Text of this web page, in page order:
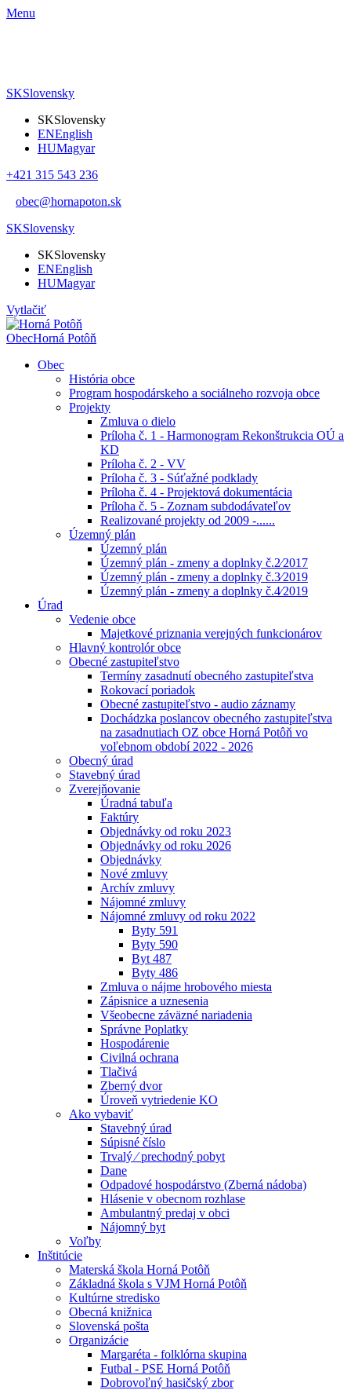
Menu
SKSlovensky
SKSlovensky
ENEnglish
HUMagyar
+421 315 543 236
obec@hornapoton.sk
SKSlovensky
SKSlovensky
ENEnglish
HUMagyar
Vytlačiť
ObecHorná Potôň
Obec
História obce
Program hospodárskeho a sociálneho rozvoja obce
Projekty
Zmluva o dielo
Príloha č. 1 - Harmonogram Rekonštrukcia OÚ a
KD
Príloha č. 2 - VV
Príloha č. 3 - Súťažné podklady
Príloha č. 4 - Projektová dokumentácia
Príloha č. 5 - Zoznam subdodávateľov
Realizované projekty od 2009 -......
Územný plán
Územný plán
Územný plán - zmeny a doplnky č.2⁄2017
Územný plán - zmeny a doplnky č.3⁄2019
Územný plán - zmeny a doplnky č.4⁄2019
Úrad
Vedenie obce
Majetkové priznania verejných funkcionárov
Hlavný kontrolór obce
Obecné zastupiteľstvo
Termíny zasadnutí obecného zastupiteľstva
Rokovací poriadok
Obecné zastupiteľstvo - audio záznamy
Dochádzka poslancov obecného zastupiteľstva
na zasadnutiach OZ obce Horná Potôň vo
voľebnom období 2022 - 2026
Obecný úrad
Stavebný úrad
Zverejňovanie
Úradná tabuľa
Faktúry
Objednávky od roku 2023
Objednávky od roku 2026
Objednávky
Nové zmluvy
Archív zmluvy
Nájomné zmluvy
Nájomné zmluvy od roku 2022
Byty 591
Byty 590
Byt 487
Byty 486
Zmluva o nájme hrobového miesta
Zápisnice a uznesenia
Všeobecne záväzné nariadenia
Správne Poplatky
Hospodárenie
Civilná ochrana
Tlačivá
Zberný dvor
Úroveň vytriedenie KO
Ako vybaviť
Stavebný úrad
Súpisné číslo
Trvalý ⁄ prechodný pobyt
Dane
Odpadové hospodárstvo (Zberná nádoba)
Hlásenie v obecnom rozhlase
Ambulantný predaj v obci
Nájomný byt
Voľby
Inštitúcie
Materská škola Horná Potôň
Základná škola s VJM Horná Potôň
Kultúrne stredisko
Obecná knižnica
Slovenská pošta
Organizácie
Margaréta - folklórna skupina
Futbal - PSE Horná Potôň
Dobrovoľný hasičský zbor